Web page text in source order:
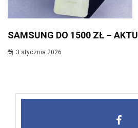
SAMSUNG DO 1500 ZŁ –
3 stycznia 2026